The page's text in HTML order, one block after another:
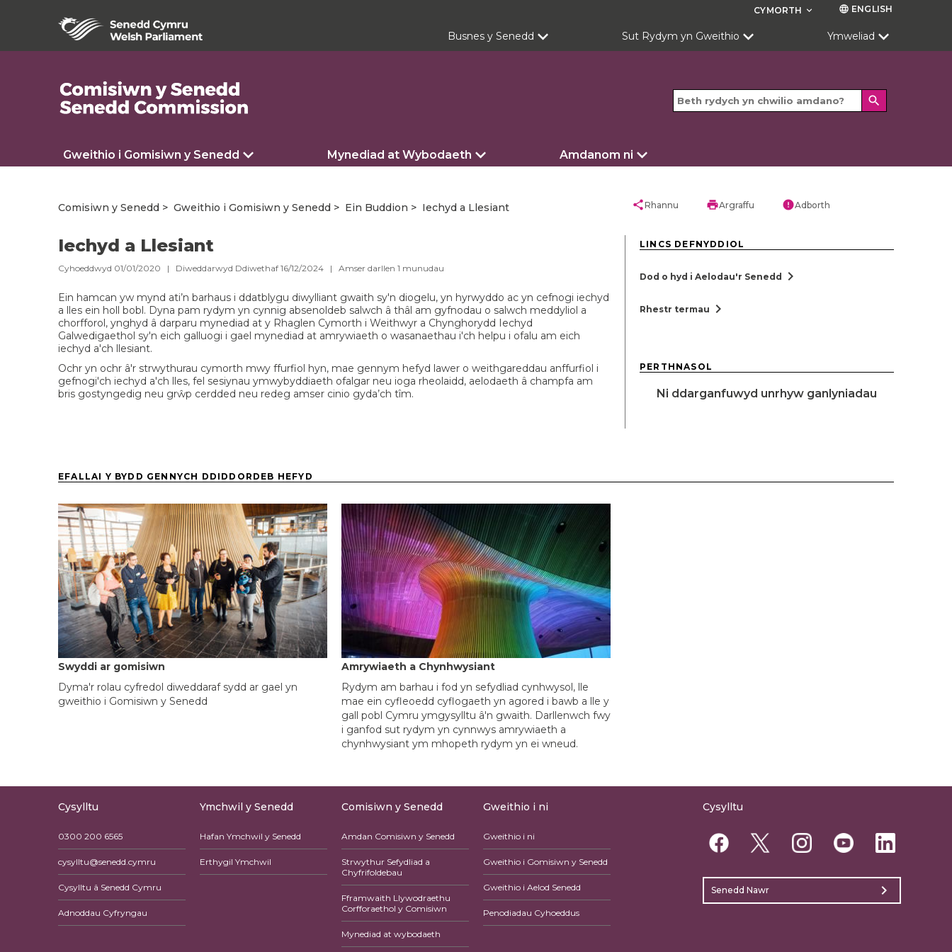
CYMORTH keyboard_arrow_down language ENGLISH
Busnes y Senedd Sut Rydym yn Gweithio Ymweliad
search
Gweithio i Gomisiwn y Senedd Mynediad at Wybodaeth Amdanom ni
Comisiwn y Senedd Gweithio i Gomisiwn y Senedd Ein Buddion Iechyd a Llesiant shareRhannu printArgraffu errorAdborth
Iechyd a Llesiant
Cyhoeddwyd 01/01/2020 | Diweddarwyd Ddiwethaf 16/12/2024 | Amser darllen 1 munudau
Ein hamcan yw mynd ati’n barhaus i ddatblygu diwylliant gwaith sy'n diogelu, yn hyrwyddo ac yn cefnogi iechyd
a lles ein holl bobl. Dyna pam rydym yn cynnig absenoldeb salwch â thâl am gyfnodau o salwch meddyliol a
chorfforol, ynghyd â darparu mynediad at y Rhaglen Cymorth i Weithwyr a Chynghorydd Iechyd
Galwedigaethol sy'n eich galluogi i gael mynediad at amrywiaeth o wasanaethau i'ch helpu i ofalu am eich
iechyd a'ch llesiant.
Ochr yn ochr â'r strwythurau cymorth mwy ffurfiol hyn, mae gennym hefyd lawer o weithgareddau anffurfiol i
gefnogi'ch iechyd a'ch lles, fel sesiynau ymwybyddiaeth ofalgar neu ioga rheolaidd, aelodaeth â champfa am
bris gostyngedig neu grŵp cerdded neu redeg amser cinio gyda’ch tîm.
LINCS DEFNYDDIOL
Dod o hyd i Aelodau'r Senedd chevron_right
Rhestr termau chevron_right
PERTHNASOL
Ni ddarganfuwyd unrhyw ganlyniadau
EFALLAI Y BYDD GENNYCH DDIDDORDEB HEFYD
Swyddi ar gomisiwn
Dyma'r rolau cyfredol diweddaraf sydd ar gael yn
gweithio i Gomisiwn y Senedd
Amrywiaeth a Chynhwysiant
Rydym am barhau i fod yn sefydliad cynhwysol, lle
mae ein cyfleoedd cyflogaeth yn agored i bawb a lle y
gall pobl Cymru ymgysylltu â'n gwaith. Darllenwch fwy
i ganfod sut rydym yn cynnwys amrywiaeth a
chynhwysiant ym mhopeth rydym yn ei wneud.
Cysylltu
0300 200 6565
cysylltu@senedd.cymru
Cysylltu â Senedd Cymru
Adnoddau Cyfryngau
Ymchwil y Senedd
Hafan Ymchwil y Senedd
Erthygil Ymchwil
Comisiwn y Senedd
Amdan Comisiwn y Senedd
Strwythur Sefydliad a
Chyfrifoldebau
Fframwaith Llywodraethu
Corfforaethol y Comisiwn
Mynediad at wybodaeth
Gweithio i ni
Gweithio i ni
Gweithio i Gomisiwn y Senedd
Gweithio i Aelod Senedd
Penodiadau Cyhoeddus
Cysylltu
Senedd Nawr chevron_right